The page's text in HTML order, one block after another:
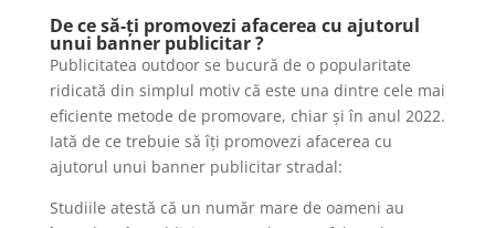
De ce să-ți promovezi afacerea cu ajutorul
unui banner publicitar ?
Publicitatea outdoor se bucură de o popularitate
ridicată din simplul motiv că este una dintre cele mai
eficiente metode de promovare, chiar și în anul 2022.
Iată de ce trebuie să îți promovezi afacerea cu
ajutorul unui banner publicitar stradal:
Studiile atestă că un număr mare de oameni au